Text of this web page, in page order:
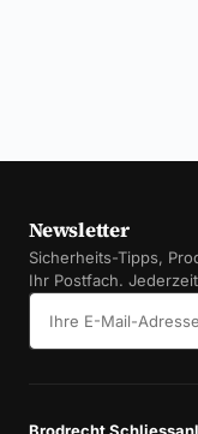
Newsletter
Sicherheits-Tipps,
Ihr Postfach.
Brodrecht